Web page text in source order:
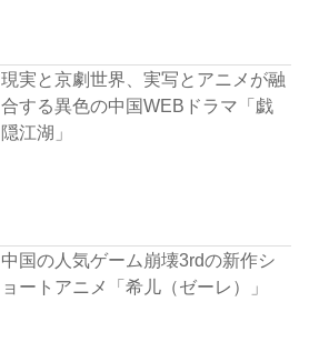
現実と京劇世界、実写とアニメが融
合する異色の中国WEBドラマ「戯
隠江湖」
中国の人気ゲーム崩壊3rdの新作シ
ョートアニメ「希儿（ゼーレ）」